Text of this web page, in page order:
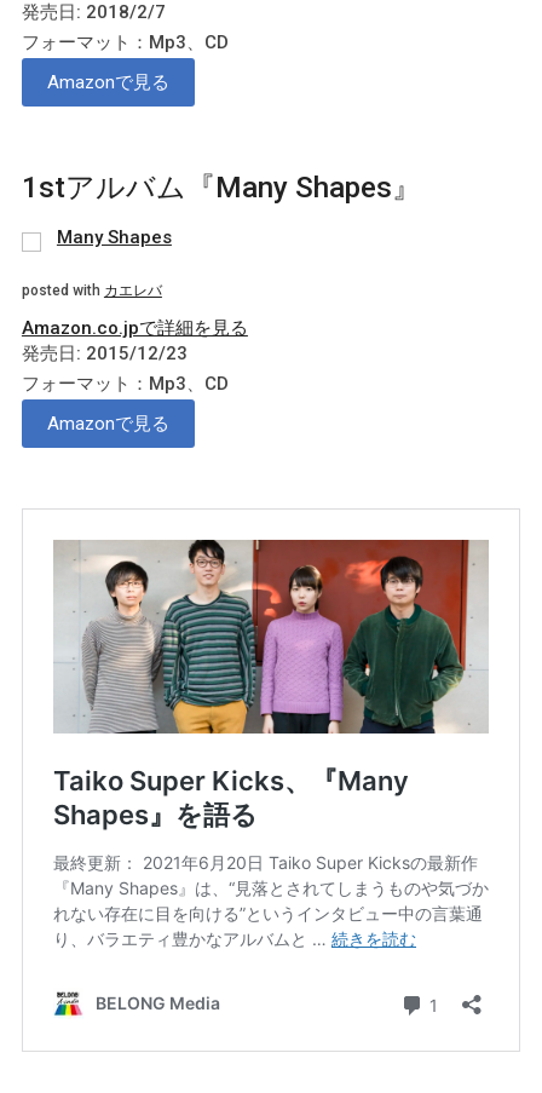
発売日: 2018/2/7
フォーマット：Mp3、CD
Amazonで見る
1stアルバム『Many Shapes』
Many Shapes
posted with カエレバ
Amazon.co.jpで詳細を見る
発売日: 2015/12/23
フォーマット：Mp3、CD
Amazonで見る